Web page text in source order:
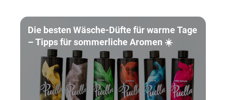
Die besten Wäsche-Düfte für warme Tage
– Tipps für sommerliche Aromen ☀️